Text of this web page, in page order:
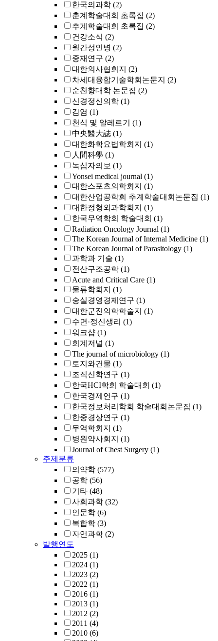
한국의과학 (2)
춘계학술대회 초록집 (2)
추계학술대회 초록집 (2)
건강소식 (2)
월간성인병 (2)
중재연구 (2)
대한의사협회지 (2)
차세대융합기술학회논문지 (2)
순천향대학 논문집 (2)
신경정신의학 (1)
감염 (1)
천식 및 알레르기
(1)
中央醫大誌 (1)
대한화학요법학회지 (1)
人間科學 (1)
녹십자의보 (1)
Yonsei medical journal (1)
대한스포츠의학회지 (1)
대한산업공학회 추계학술대회논문집 (1)
대한정형외과학회지 (1)
한국무역학회 학술대회 (1)
Radiation Oncology Journal (1)
The Korean Journal of Internal Medicine (1)
The Korean Journal of Parasitology (1)
과학과 기술 (1)
전산구조공학 (1)
Acute and Critical Care (1)
물류학회지 (1)
숭실경영경제연구 (1)
대한군진의학학술지 (1)
수면·정신생리 (1)
워크샵 (1)
회계저널 (1)
The journal of microbiology (1)
토지와건물 (1)
조직신학연구 (1)
한국HCI학회 학술대회 (1)
한국경제연구 (1)
한국정보처리학회 학술대회논문집 (1)
한중경상연구 (1)
무역학회지 (1)
병원약사회지 (1)
Journal of Chest Surgery (1)
주제분류
의약학 (577)
공학 (56)
기타 (48)
사회과학 (32)
인문학 (6)
복합학 (3)
자연과학 (2)
발행연도
2025 (1)
2024 (1)
2023 (2)
2022 (1)
2016 (1)
2013 (1)
2012 (2)
2011 (4)
2010 (6)